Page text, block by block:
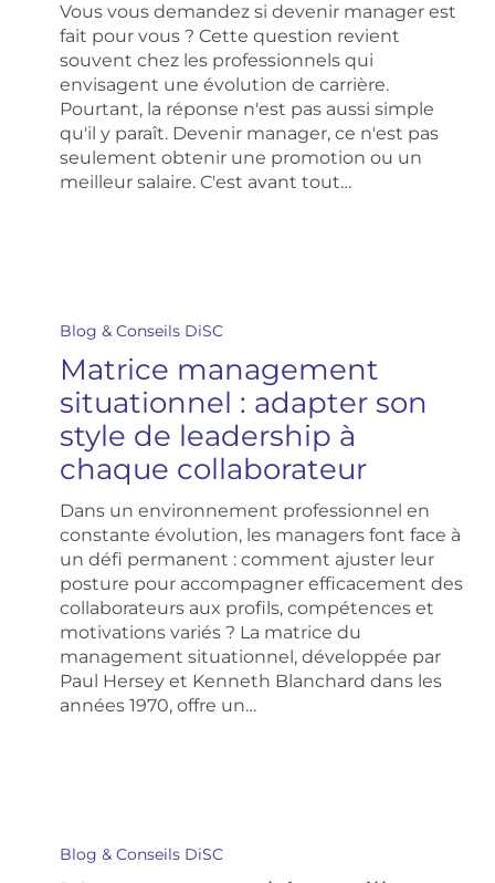
3
pièges
à
éviter
Vous vous demandez si devenir manager est
fait pour vous ? Cette question revient
souvent chez les professionnels qui
envisagent une évolution de carrière.
Pourtant, la réponse n'est pas aussi simple
qu'il y paraît. Devenir manager, ce n'est pas
seulement obtenir une promotion ou un
meilleur salaire. C'est avant tout…
situationnel
adapter
son
style
de
leadership
à
chaque
collaborateur
Blog & Conseils DiSC
Matrice management
situationnel : adapter son
style de leadership à
chaque collaborateur
Dans un environnement professionnel en
constante évolution, les managers font face à
un défi permanent : comment ajuster leur
posture pour accompagner efficacement des
collaborateurs aux profils, compétences et
motivations variés ? La matrice du
management situationnel, développée par
Paul Hersey et Kenneth Blanchard dans les
années 1970, offre un…
exemple
Blog & Conseils DiSC